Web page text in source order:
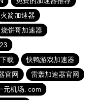
火箭加速器
烧饼哥加速器
载
快鸭游戏加速器
官网
雷轰加速器官网
元机场. com